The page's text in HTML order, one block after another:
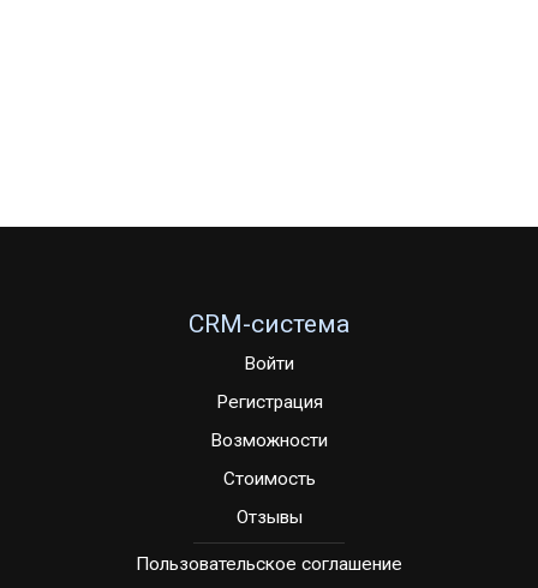
CRM-система
Войти
Регистрация
Возможности
Стоимость
Отзывы
Пользовательское соглашение